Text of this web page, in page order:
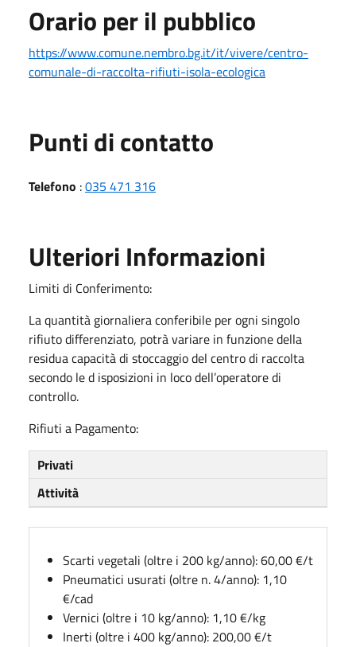
Orario per il pubblico
https://www.comune.nembro.bg.it/it/vivere/centro-
comunale-di-raccolta-rifiuti-isola-ecologica
Punti di contatto
Telefono :035 471 316
Ulteriori Informazioni
Limiti di Conferimento:
La quantità giornaliera conferibile per ogni singolo
rifiuto differenziato, potrà variare in funzione della
residua capacità di stoccaggio del centro di raccolta
secondo le d isposizioni in loco dell’operatore di
controllo.
Rifiuti a Pagamento:
Privati
Attività
Scarti vegetali (oltre i 200 kg/anno): 60,00 €/t
Pneumatici usurati (oltre n. 4/anno): 1,10
€/cad
Vernici (oltre i 10 kg/anno): 1,10 €/kg
Inerti (oltre i 400 kg/anno): 200,00 €/t